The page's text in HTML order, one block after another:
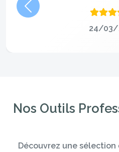
24/03/
Précédent
Nos Outils
Découvrez une